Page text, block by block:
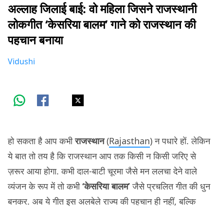
अल्लाह जिलाई बाई: वो महिला जिसने राजस्थानी
लोकगीत ‘केसरिया बालम’ गाने को राजस्थान की
पहचान बनाया
Vidushi
हो सकता है आप कभीराजस्थान(Rajasthan) न पधारे हों. लेकिन
ये बात तो तय है कि राजस्थान आप तक किसी न किसी जरिए से
ज़रूर आया होगा. कभी दाल-बाटी चूरमा जैसे मन ललचा देने वाले
व्यंजन के रूप में तो कभी‘केसरिया बालम’जैसे प्रचलित गीत की धुन
बनकर. अब ये गीत इस अलबेले राज्य की पहचान ही नहीं, बल्कि